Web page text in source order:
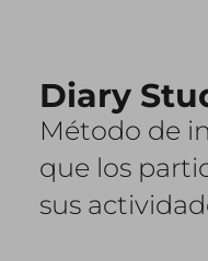
Diary
Método de
que los
sus